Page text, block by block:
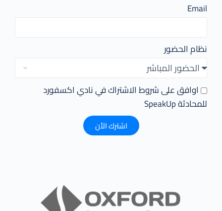
Email
نظام الحضور
اوافق على شروط الاشتراك في نادي اكسفورد
للمحادثة SpeakUp
اشترك الأن